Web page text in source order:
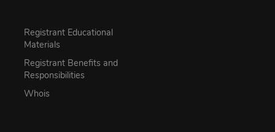
Registrant Educational
Materials
Registrant Benefits and
Responsibilities
Whois